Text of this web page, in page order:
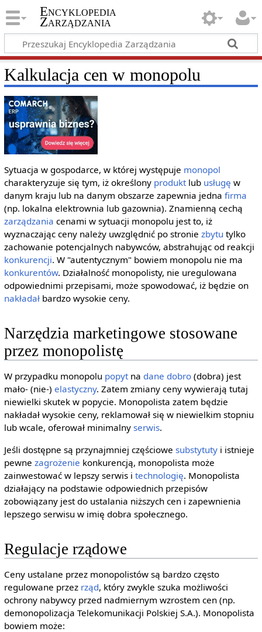
Encyklopedia
Zarządzania
Kalkulacja cen w monopolu
Sytuacja w gospodarce, w której występuje monopol
charakteryzuje się tym, iż określony produktlub usługę w
danym kraju lub na danym obszarze zapewnia jedna firma
(np. lokalna elektrownia lub gazownia). Znamienną cechą
zarządzania cenami w sytuacji monopolu jest to, iż
wyznaczając ceny należy uwzględnić po stronie zbytu tylko
zachowanie potencjalnych nabywców, abstrahując od reakcji
konkurencji. W "autentycznym" bowiem monopolu nie ma
konkurentów. Działalność monopolisty, nie uregulowana
odpowiednimi przepisami, może spowodować, iż będzie on
nakładałbardzo wysokie ceny.
Narzędzia marketingowe stosowane
przez monopolistę
W przypadku monopolu popytna dane dobro(dobra) jest
mało- (nie-) elastyczny. Zatem zmiany ceny wywierają tutaj
niewielki skutek w popycie. Monopolista zatem będzie
nakładał wysokie ceny, reklamował się w niewielkim stopniu
lub wcale, oferował minimalny serwis.
Jeśli dostępne są przynajmniej częściowe substytutyi istnieje
pewne zagrożenie konkurencją, monopolista może
zainwestować w lepszy serwis i technologię. Monopolista
działający na podstawie odpowiednich przepisów
zobowiązany jest do ustalania niższych cen i zapewnienia
lepszego serwisu w imię dobra społecznego.
Regulacje rządowe
Ceny ustalane przez monopolistów są bardzo często
regulowane przez rząd, który zwykle szuka możliwości
ochrony nabywcy przed nadmiernym wzrostem cen (np.
demonopolizacja Telekomunikacji Polskiej S.A.). Monopolista
bowiem może: